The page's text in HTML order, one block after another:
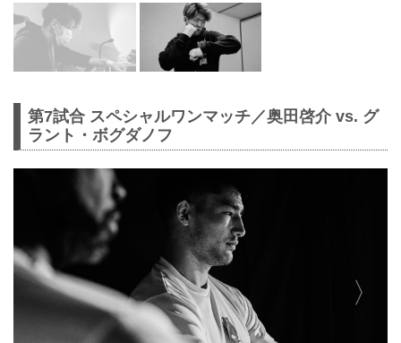
第7試合 スペシャルワンマッチ／奥田啓介 vs. グ
ラント・ボグダノフ